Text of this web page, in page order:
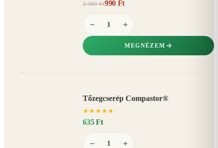
2 381 Ft990 Ft
− +
MEGNÉZEM
Tőzegcserép Compastor®
★ ★ ★ ★ ★
635 Ft
− +